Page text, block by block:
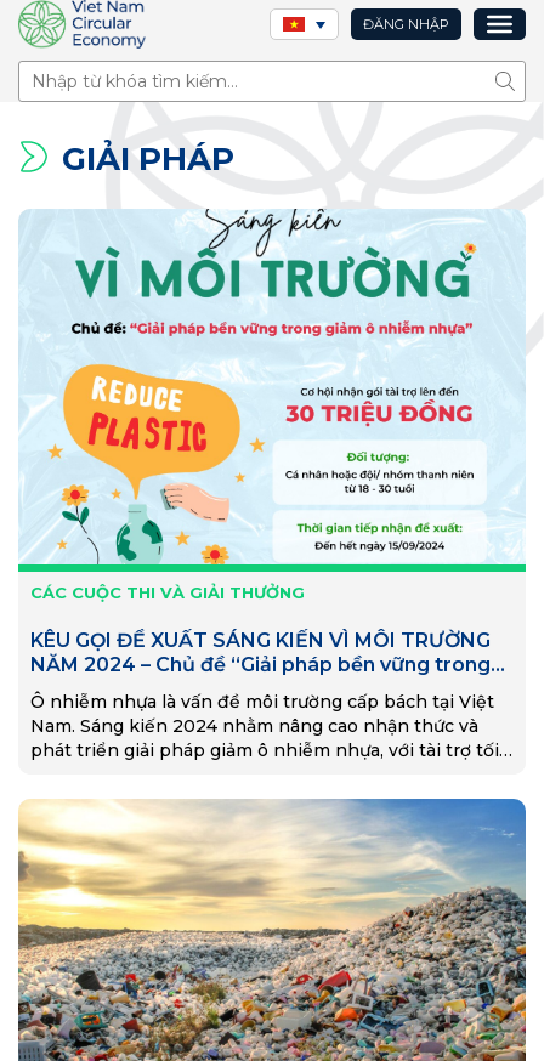
ĐĂNG NHẬP
Tìm
GIẢI PHÁP
CÁC CUỘC THI VÀ GIẢI THƯỞNG
KÊU GỌI ĐỀ XUẤT SÁNG KIẾN VÌ MÔI TRƯỜNG
NĂM 2024 – Chủ đề “Giải pháp bền vững trong
giảm ô nhiễm nhựa”
Ô nhiễm nhựa là vấn đề môi trường cấp bách tại Việt
Nam. Sáng kiến 2024 nhằm nâng cao nhận thức và
phát triển giải pháp giảm ô nhiễm nhựa, với tài trợ tối